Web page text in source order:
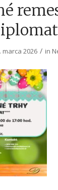
marca 2026 / in